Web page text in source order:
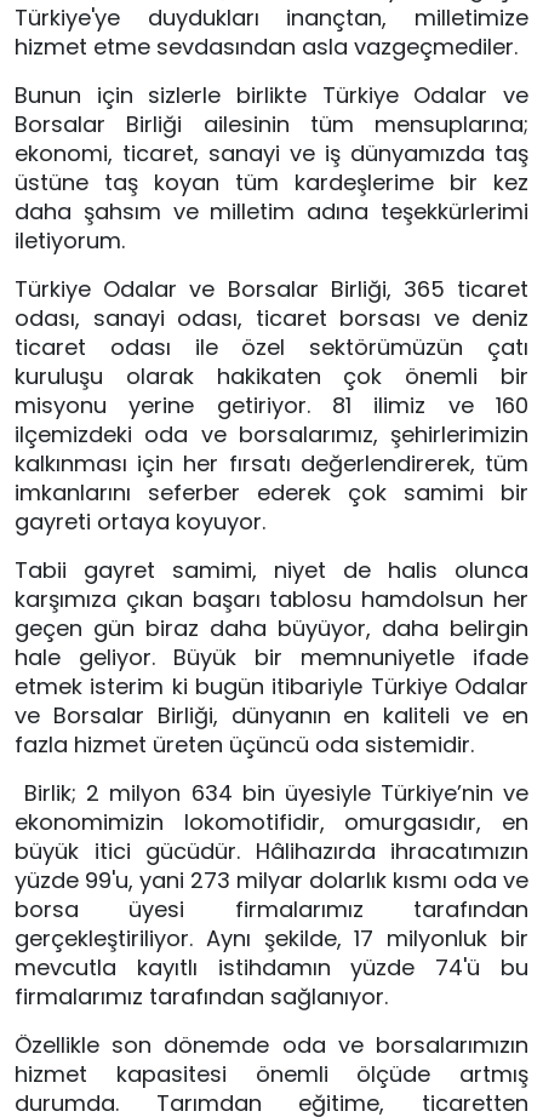
Türkiye'ye duydukları inançtan, milletimize
hizmet etme sevdasından asla vazgeçmediler.
Bunun için sizlerle birlikte Türkiye Odalar ve
Borsalar Birliği ailesinin tüm mensuplarına;
ekonomi, ticaret, sanayi ve iş dünyamızda taş
üstüne taş koyan tüm kardeşlerime bir kez
daha şahsım ve milletim adına teşekkürlerimi
iletiyorum.
Türkiye Odalar ve Borsalar Birliği, 365 ticaret
odası, sanayi odası, ticaret borsası ve deniz
ticaret odası ile özel sektörümüzün çatı
kuruluşu olarak hakikaten çok önemli bir
misyonu yerine getiriyor. 81 ilimiz ve 160
ilçemizdeki oda ve borsalarımız, şehirlerimizin
kalkınması için her fırsatı değerlendirerek, tüm
imkanlarını seferber ederek çok samimi bir
gayreti ortaya koyuyor.
Tabii gayret samimi, niyet de halis olunca
karşımıza çıkan başarı tablosu hamdolsun her
geçen gün biraz daha büyüyor, daha belirgin
hale geliyor. Büyük bir memnuniyetle ifade
etmek isterim ki bugün itibariyle Türkiye Odalar
ve Borsalar Birliği, dünyanın en kaliteli ve en
fazla hizmet üreten üçüncü oda sistemidir.
ekonomimizin lokomotifidir, omurgasıdır, en
büyük itici gücüdür. Hâlihazırda ihracatımızın
yüzde 99'u, yani 273 milyar dolarlık kısmı oda ve
borsa üyesi firmalarımız tarafından
gerçekleştiriliyor. Aynı şekilde, 17 milyonluk bir
mevcutla kayıtlı istihdamın yüzde 74'ü bu
firmalarımız tarafından sağlanıyor.
Özellikle son dönemde oda ve borsalarımızın
hizmet kapasitesi önemli ölçüde artmış
durumda. Tarımdan eğitime, ticaretten